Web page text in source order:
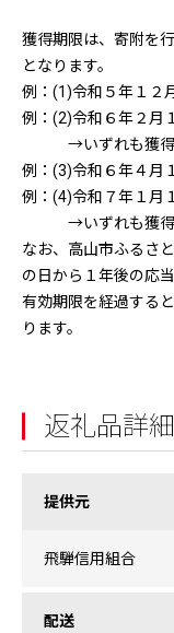
獲得期限は、寄附を
となります。
例：(1)令和５年１２
例：(2)令和６年２月
→いずれも獲得期
例：(3)令和６年４月
例：(4)令和７年１月
→いずれも獲得期
なお、高山市ふるさ
の日から１年後の応
有効期限を経過する
ります。
返礼品詳細
提供元
飛騨信用組合
配送